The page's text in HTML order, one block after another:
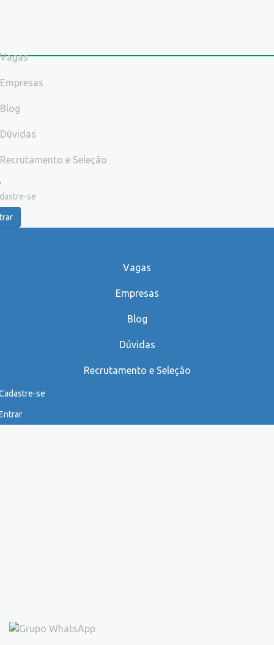
Vagas
Empresas
Blog
Dúvidas
Recrutamento e Seleção
se
Vagas
Empresas
Blog
Dúvidas
Recrutamento e Seleção
se